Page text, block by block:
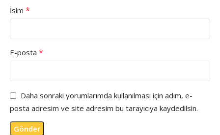
İsim *
E-posta *
Daha sonraki yorumlarımda kullanılması için adım, e-
posta adresim ve site adresim bu tarayıcıya kaydedilsin.